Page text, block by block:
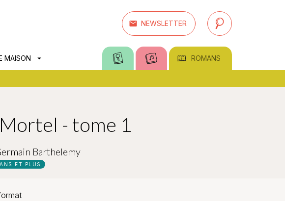
email NEWSLETTER
MAISON arrow_drop_down ROMANS
search
- tome 1
Barthelemy
ET PLUS